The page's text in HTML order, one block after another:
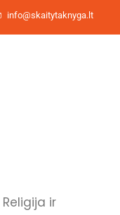
info@skaitytaknyga.lt
Religija ir